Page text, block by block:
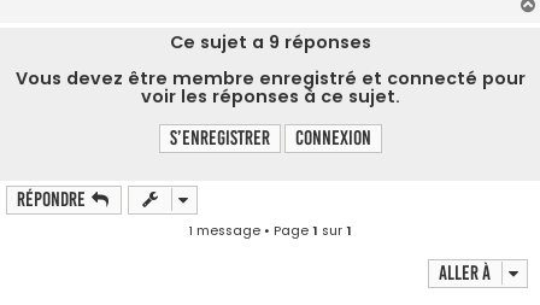
Ce sujet a 9 réponses
Vous devez être membre enregistré et connecté pour
voir les réponses à ce sujet.
S’enregistrer Connexion
Répondre
1 message • Page1 sur1
Aller à